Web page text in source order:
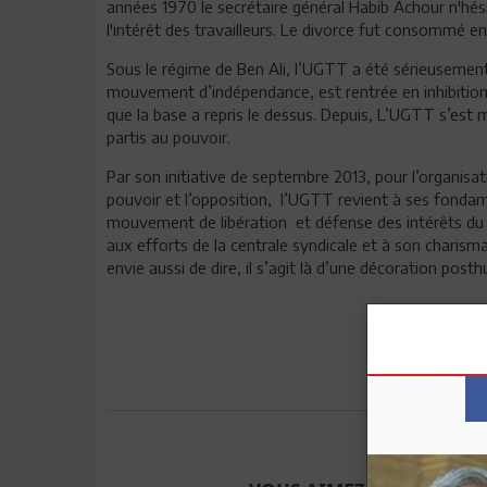
années 1970 le secrétaire général Habib Achour
l'intérêt des travailleurs. Le divorce fut consommé
Sous le régime de Ben Ali, l’UGTT a été
mouvement d’indépendance, est rentrée en
que la base a repris le dessus. Depuis, L’UGTT
partis au pouvoir.
Par son initiative de septembre 2013, pour
pouvoir et l’opposition, l’UGTT revient à ses
mouvement de libération et défense des intérêts du
aux efforts de la centrale syndicale et à son
envie aussi de dire, il s’agit là d’une décoration